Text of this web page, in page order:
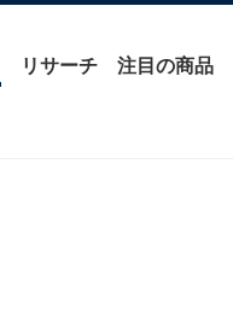
リサーチ 注目の商品